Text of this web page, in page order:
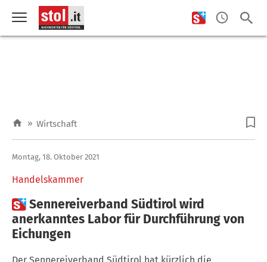
» Wirtschaft
Handelskammer
Montag, 18. Oktober 2021
Sennereiverband Südtirol wird
anerkanntes Labor für Durchführung von
Eichungen